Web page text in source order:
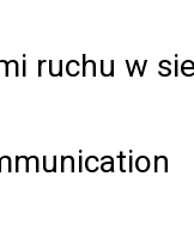
ruchu w